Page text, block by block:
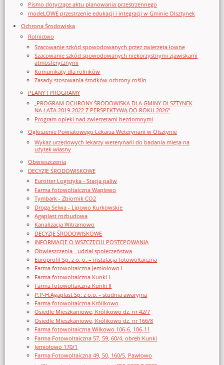
Pismo dotyczące aktu planowania przestrzennego
modeLOWE przestrzenie edukacji i integracji w Gminie Olsztynek
Ochrona Środowiska
Rolnictwo
Szacowanie szkód spowodowanych przez zwierzęta łowne
Szacowanie szkód spowodowanych niekorzystnymi zjawiskami
atmosferycznymi
Komunikaty dla rolników
Zasady stosowania środków ochrony roślin
PLANY I PROGRAMY
„PROGRAM OCHRONY ŚRODOWISKA DLA GMINY OLSZTYNEK
NA LATA 2019-2022 Z PERSPEKTYWĄ DO ROKU 2026”
Program opieki nad zwierzętami bezdomnymi
Ogloszenie Powiatowego Lekarza Weterynarii w Olsztynie
Wykaz urzędowych lekarzy weterynarii do badania mięsa na
użytek własny
Obwieszczenia
DECYZJE ŚRODOWISKOWE
Eurotter Logistyka - Stacja paliw
Farma fotowoltaiczna Waplewo
Tymbark - Zbiornik CO2
Droga Selwa - Lipowo Kurkowskie
Agaplast rozbudowa
Kanalizacja Witramowo
DECYZJE ŚRODOWISKOWE
INFORMACJE O WSZCZĘCIU POSTĘPOWANIA
Obwieszczenia - udział społeczeństwa
Europrofil Sp. z o. o. – instalacja fotowoltaiczna
Farma fotowoltaiczna Jemiołowo I
Farma fotowoltaiczna Kunki I
Farma fotowoltaiczna Kunki II
P.P-H.Agaplast Sp. z o.o. - studnia awaryjna
Farma fotowoltaiczna Królikowo
Osiedle Mieszkaniowe, Królikowo dz. nr 42/7
Osiedle Mieszkaniowe, Królikowo dz. nr 166/8
Farma fotowoltaiczna Wilkowo 106-6, 106-11
Farma Fotowoltaiczna 57, 59, 60/4, obręb Kunki
Jemiołowo 170/1
Farma Fotowoltaiczna 49, 50, 160/5, Pawłowo